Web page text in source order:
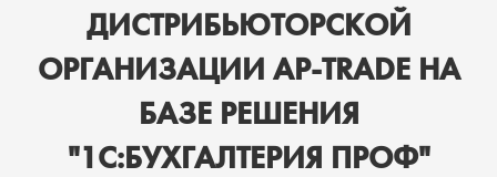
ДИСТРИБЬЮТОРСКОЙ
ОРГАНИЗАЦИИ AP-TRADE НА
БАЗЕ РЕШЕНИЯ
"1С:БУХГАЛТЕРИЯ ПРОФ"